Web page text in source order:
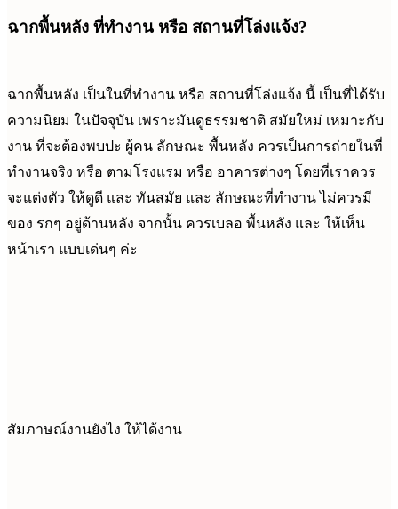
ฉากพื้นหลัง ที่ทำงาน หรือ สถานที่โล่งแจ้ง?
ฉากพื้นหลัง เป็นในที่ทำงาน หรือ สถานที่โล่งแจ้ง นี้ เป็นที่ได้รับ
ความนิยม ในปัจจุบัน เพราะมันดูธรรมชาติ สมัยใหม่ เหมาะกับ
งาน ที่จะต้องพบปะ ผู้คน ลักษณะ พื้นหลัง ควรเป็นการถ่ายในที่
ทำงานจริง หรือ ตามโรงแรม หรือ อาคารต่างๆ โดยที่เราควร
จะแต่งตัว ให้ดูดี และ ทันสมัย และ ลักษณะที่ทำงาน ไม่ควรมี
ของ รกๆ อยู่ด้านหลัง จากนั้น ควรเบลอ พื้นหลัง และ ให้เห็น
หน้าเรา แบบเด่นๆ ค่ะ
สัมภาษณ์งานยังไง ให้ได้งาน